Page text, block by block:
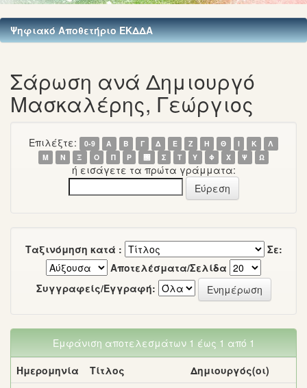
Ψηφιακό Αποθετήριο ΕΚΔΔΑ
Σάρωση ανά Δημιουργό
Μασκαλέρης, Γεώργιος
Επιλέξτε: 0-9 Α Β Γ Δ Ε Ζ Η Θ Ι Κ
Λ
Μ
Ν Ξ Ο Π Ρ ΢ Σ Τ Υ Φ Χ Ψ Ω
ή εισάγετε τα πρώτα γράμματα:
Ταξινόμηση κατά :
Σε:
Αποτελέσματα/Σελίδα
Συγγραφείς/Εγγραφή:
Εμφάνιση αποτελεσμάτων 1 έως 1 από 1
Ημερομηνία
Τίτλος
Δημιουργός(οι)